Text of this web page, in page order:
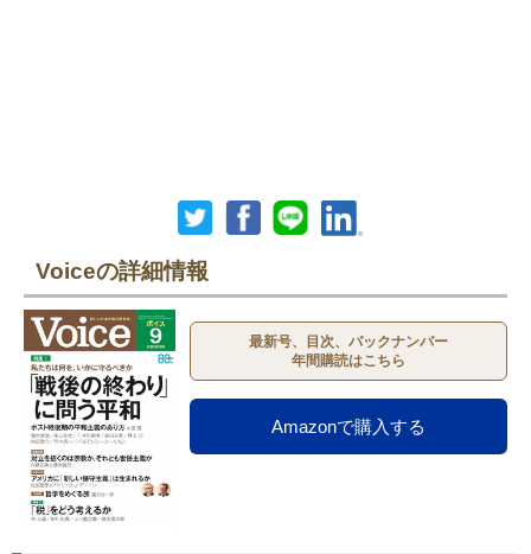
Voiceの詳細情報
最新号、目次、バックナンバー
年間購読はこちら
Amazonで購入する